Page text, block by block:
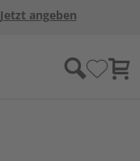
Jetzt angeben